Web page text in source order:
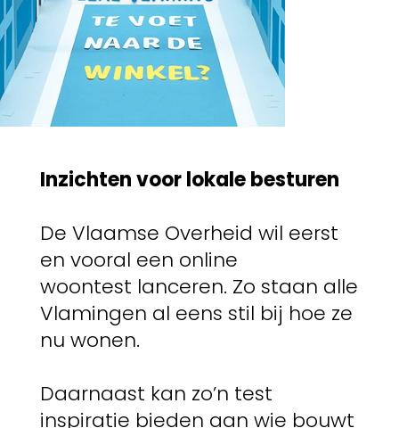
Inzichten voor lokale besturen
De Vlaamse Overheid wil eerst
en vooral een online
woontest lanceren. Zo staan alle
Vlamingen al eens stil bij hoe ze
nu wonen.
Daarnaast kan zo’n test
inspiratie bieden aan wie bouwt